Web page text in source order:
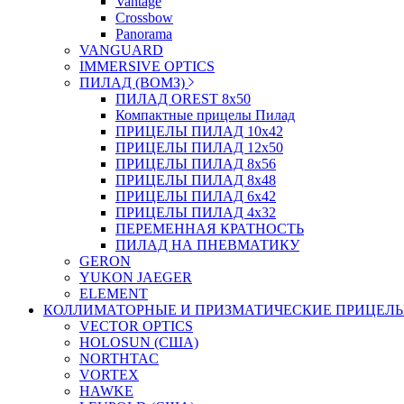
Crossbow
Panorama
VANGUARD
IMMERSIVE OPTICS
ПИЛАД (ВОМЗ)
ПИЛАД OREST 8х50
Компактные прицелы Пилад
ПРИЦЕЛЫ ПИЛАД 10х42
ПРИЦЕЛЫ ПИЛАД 12х50
ПРИЦЕЛЫ ПИЛАД 8х56
ПРИЦЕЛЫ ПИЛАД 8х48
ПРИЦЕЛЫ ПИЛАД 6х42
ПРИЦЕЛЫ ПИЛАД 4х32
ПЕРЕМЕННАЯ КРАТНОСТЬ
ПИЛАД НА ПНЕВМАТИКУ
GERON
YUKON JAEGER
ELEMENT
КОЛЛИМАТОРНЫЕ И ПРИЗМАТИЧЕСКИЕ
VECTOR OPTICS
HOLOSUN (США)
NORTHTAC
VORTEX
HAWKE